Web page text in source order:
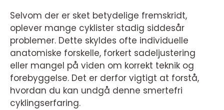
Selvom der er sket betydelige fremskridt,
oplever mange cyklister stadig siddesår
problemer. Dette skyldes ofte individuelle
anatomiske forskelle, forkert sadeljustering
eller mangel på viden om korrekt teknik og
forebyggelse. Det er derfor vigtigt at forstå,
hvordan du kan undgå denne smertefri
cyklingserfaring.